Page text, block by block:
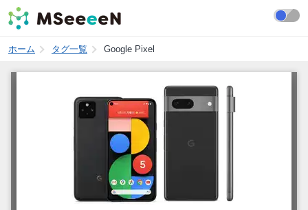
ホーム タグ一覧 Google Pixel